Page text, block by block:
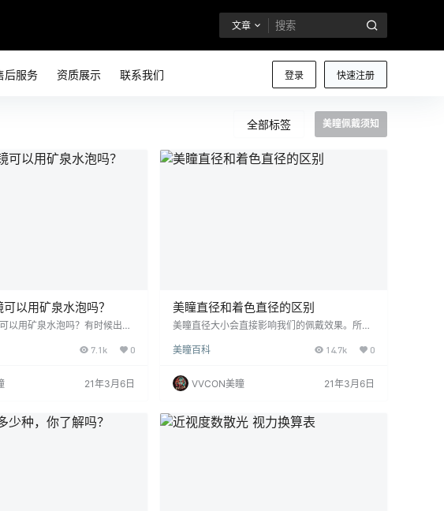
文章
登录 快速注册
后服务 资质展示 联系我们
全部标签 美瞳佩戴须知
以用矿泉水泡吗？
以用矿泉水泡吗？有时候出门
的印象中，矿泉水是可以喝的
就来说说这个问题。 隐形眼镜
后，镜片表面会沉淀许多蛋白
护理液来清洗、消毒，才能去
戴时镜片是干净的，才能保证
7.1k 0
21年3月6日
美瞳直径和着色直径的区别
美瞳直径大小会直接影响我们的佩戴效果。所以
求大眼睛效果而选择超大直径的美瞳。 美瞳直径
里，让我们一起来了解这两者的区别，以及如何
选择合适自己的美瞳直径。 镜片DIA直径就是指
般美瞳产品包装上标记的也就是指镜片直径，分
别是13.8、14.0、14.2、14.3、14.…
美瞳百科 14.7k 0
VVCON美瞳 21年3月6日